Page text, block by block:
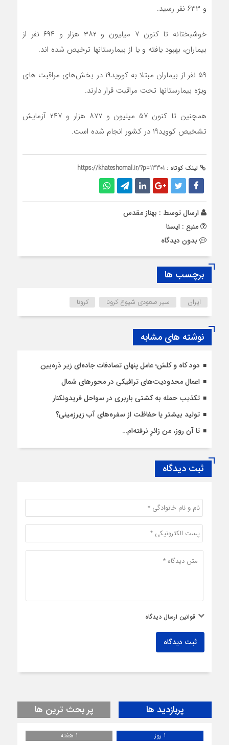
و ۶۳۳ نفر رسید.
خوشبختانه تا کنون ۷ میلیون و ۳۸۲ هزار و ۶۹۴ نفر از
بیماران، بهبود یافته و یا از بیمارستانها ترخیص شده اند.
۵۹ نفر از بیماران مبتلا به کووید۱۹ در بخش‌های مراقبت های
ویژه بیمارستانها تحت مراقبت قرار دارند.
همچنین تا کنون ۵۷ میلیون و ۸۷۷ هزار و ۲۴۷ آزمایش
تشخیص کووید۱۹ در کشور انجام شده است.
لینک کوتاه : https://khateshomal.ir/?p=13301
ارسال توسط : بهناز مقدس
منبع : ایسنا
بدون دیدگاه
برچسب ها
ایران سیر صعودی شیوع کرونا کرونا
نوشته های مشابه
دود کاه و کلش؛ عامل پنهان تصادفات جاده‌ای زیر ذره‌بین
اعمال محدودیت‌‌های ترافیکی در محورهای شمال
تکذیب حمله به کشتی باربری در سواحل فریدونکنار
تولید بیشتر یا حفاظت از سفره‌های آب زیرزمینی؟
تا آن روز، من زائرِ نرفته‌ام…
ثبت دیدگاه
قوانین ارسال دیدگاه
ثبت دیدگاه
پربازدید ها پر بحث ترین ها
1 روز
1 هفته